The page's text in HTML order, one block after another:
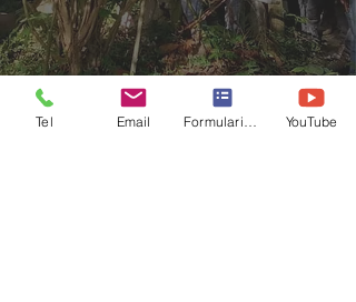
Tel Email YouTube